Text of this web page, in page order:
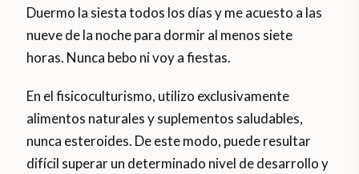
Duermo la siesta todos los días y me acuesto a las
nueve de la noche para dormir al menos siete
horas. Nunca bebo ni voy a fiestas.
En el fisicoculturismo, utilizo exclusivamente
alimentos naturales y suplementos saludables,
nunca esteroides. De este modo, puede resultar
difícil superar un determinado nivel de desarrollo y